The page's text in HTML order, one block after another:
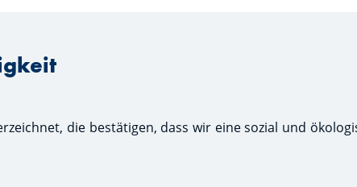
die bestätigen, dass wir eine sozial und